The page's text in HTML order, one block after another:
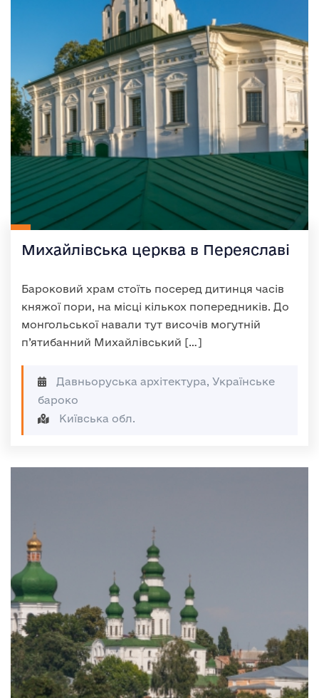
Михайлівська церква в Переяславі
Бароковий храм стоїть посеред дитинця часів
княжої пори, на місці кількох попередників. До
монгольської навали тут височів могутній
п’ятибанний Михайлівський […]
Давньоруська архітектура, Українське
бароко
Київська обл.